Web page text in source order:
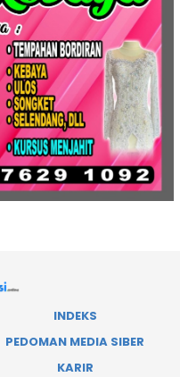
INDEKS
PEDOMAN MEDIA SIBER
KARIR